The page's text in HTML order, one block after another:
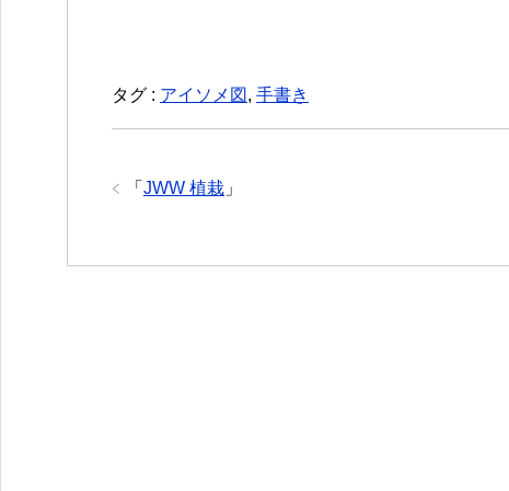
タグ : アイソメ図 , 手書き
「 JWW 植栽 」